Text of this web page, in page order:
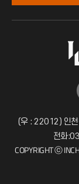
(우 : 22012) 인천
전화
COPYRIGHT ⓒ